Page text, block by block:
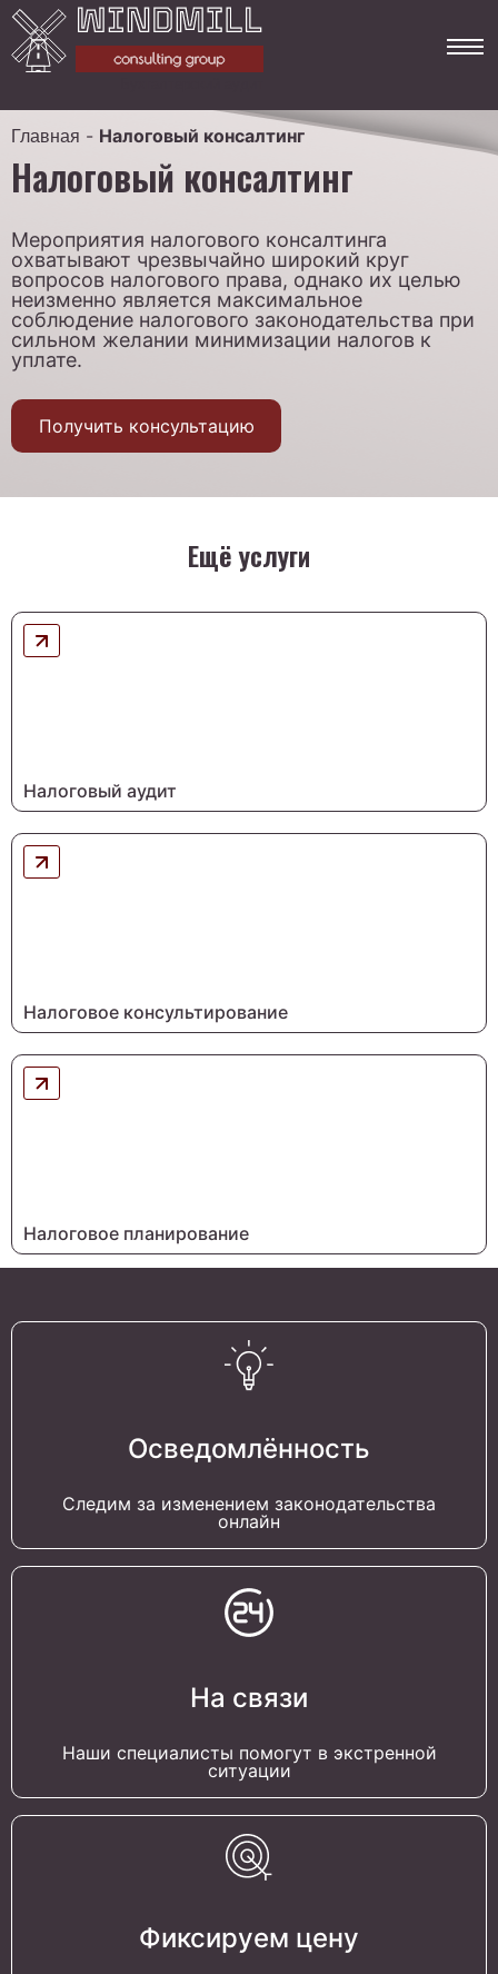
Главная - Налоговый консалтинг
Налоговый консалтинг
Мероприятия налогового консалтинга
охватывают чрезвычайно широкий круг
вопросов налогового права, однако их целью
неизменно является максимальное
соблюдение налогового законодательства при
сильном желании минимизации налогов к
уплате.
Получить консультацию
Ещё услуги
Налоговый аудит
Налоговое консультирование
Налоговое планирование
Осведомлённость
Следим за изменением законодательства
онлайн
На связи
Наши специалисты помогут в экстренной
ситуации
Фиксируем цену